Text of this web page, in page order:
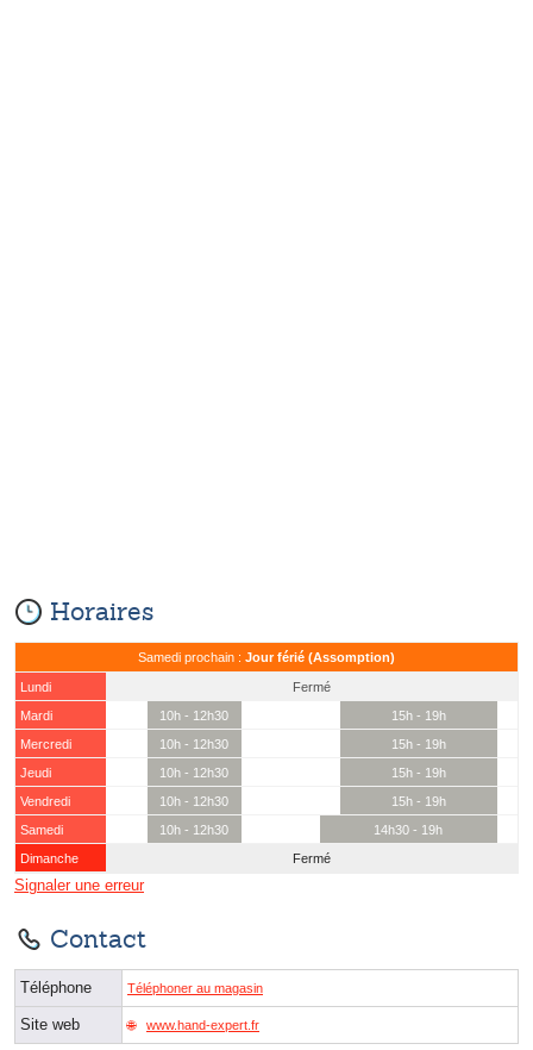
Horaires
Samedi prochain : Jour férié (Assomption)
Lundi
Fermé
Mardi
10h - 12h30
15h - 19h
Mercredi
10h - 12h30
15h - 19h
Jeudi
10h - 12h30
15h - 19h
Vendredi
10h - 12h30
15h - 19h
Samedi
10h - 12h30
14h30 - 19h
Dimanche
Fermé
Signaler une erreur
Contact
Téléphone Téléphoner au magasin
Site web www.hand-expert.fr